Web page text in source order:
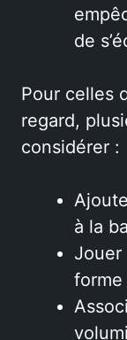
de
Pour celles
regard,
considérer :
à la
Jouer
forme